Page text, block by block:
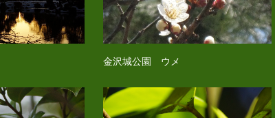
金沢城公園 ウメ